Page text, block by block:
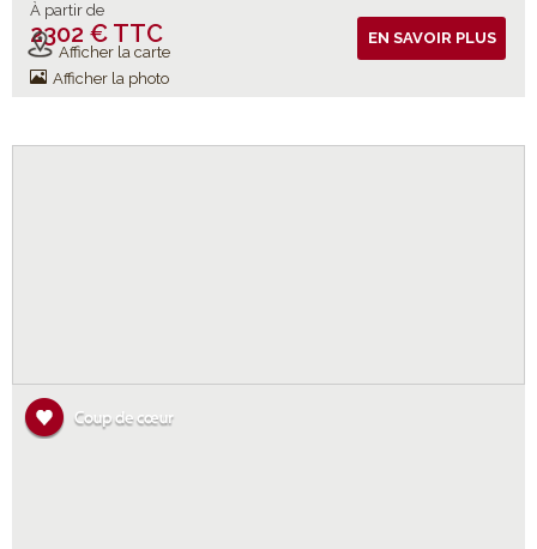
À partir de
2302 € TTC
Vols inclus
Afficher la carte
Afficher la photo
EN SAVOIR PLUS